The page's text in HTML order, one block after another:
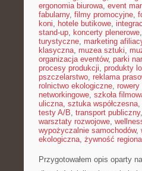
ergonomia biurowa, event
fabularny, filmy promocyjne,
koni, hotele butikowe,
stand-up, koncerty plenerowe,
turystyczne, marketing
klasyczna, muzea sztuki,
organizacja eventów, parki
procesy produkcji, produkty
pszczelarstwo, reklama
rolnictwo ekologiczne,
networkingowe, szkoła
uliczna, sztuka współczesna,
testy A/B, transport publiczny,
warsztaty rozwojowe,
wypożyczalnie samochodów,
ekologiczna, żywność
Przygotowałem opis oparty